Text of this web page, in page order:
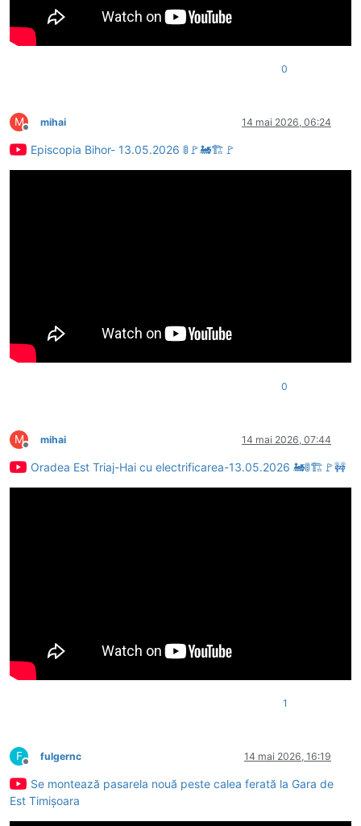
0
M
Deconectat
mihai 14 mai 2026, 06:24
Episcopia Bihor- 13.05.2026 🚦🚩🚂🏗🚩
0
M
Deconectat
mihai 14 mai 2026, 07:44
Oradea Est Triaj-Hai cu electrificarea-13.05.2026 🚂🚦🏗🚩🚧
1
F
Deconectat
fulgernc 14 mai 2026, 16:19
Se montează pasarela nouă peste calea ferată la Gara de
Est Timișoara